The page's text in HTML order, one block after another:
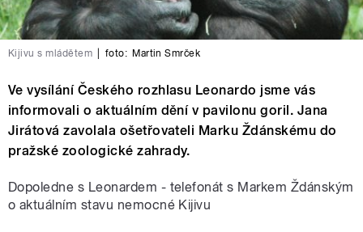
Kijivu s mládětem foto: Martin Smrček
Ve vysílání Českého rozhlasu Leonardo jsme vás
informovali o aktuálním dění v pavilonu goril. Jana
Jirátová zavolala ošetřovateli Marku Ždánskému do
pražské zoologické zahrady.
Dopoledne s Leonardem - telefonát s Markem Ždánským
o aktuálním stavu nemocné Kijivu